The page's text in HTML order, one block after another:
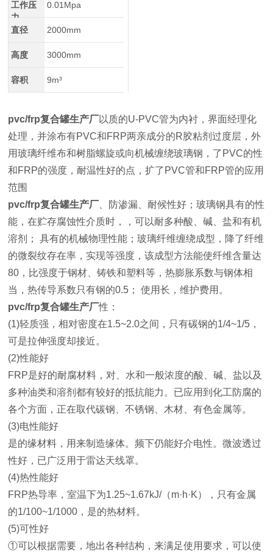
工作压
力
0.01Mpa
直径 2000mm
高度 3000mm
容积 9m³
pvc/frp复合罐生产厂以质的U-PVC管为内衬，界面经理化
处理，并涂布有PVC和FRP两亲成分的R胶粘剂过度层，外
用玻璃纤维布和树脂螺旋或向机械缠绕玻璃钢，了PVC的性
和FRP的强度，耐温性好的点，扩了PVC管和FRP管的应用
范围
pvc/frp复合罐生产厂 、防渗漏、耐候性好；玻璃钢具有的性
能，在贮存腐蚀性介质时，，可以耐多种酸、碱、盐和有机
溶剂； 具有的机械物理性能；玻璃纤维缠绕成型，降了纤维
的微裂纹存在率，实现等强度，该成型方法能使纤维含量达
80，比强度于钢材、铸铁和塑料等，热膨胀系数与钢体相
当，热传导系数只有钢的0.5； 使用长，维护费用。
pvc/frp复合罐生产厂性：
(1)轻质强，相对密度在1.5~2.0之间，只有碳钢的1/4~1/5，
可是拉伸强度却接近。
(2)性能好
FRP是好的耐腐材料，对、水和一般浓度的酸、碱、盐以及
多种油类和溶剂都有较好的抵抗能力。已应用到化工防腐的
各个方面，正在取代碳钢、不锈钢、木材、有色金属等。
(3)电性能好
是的缘材料，用来制造缘体。频下仍能好介电性。微波透过
性好，已广泛用于雷达天线罩。
(4)热性能好
FRP热导率，室温下为1.25~1.67kJ/（m·h·K），只有金属
的1/100~1/1000，是的热材料。
(5)可性好
①可以根据需要，地出各种结构，来满足使用要求，可以使